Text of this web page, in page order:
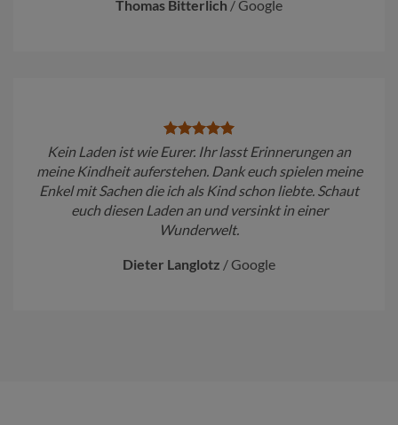
Thomas Bitterlich / Google
Kein Laden ist wie Eurer. Ihr lasst Erinnerungen an
meine Kindheit auferstehen. Dank euch spielen meine
Enkel mit Sachen die ich als Kind schon liebte. Schaut
euch diesen Laden an und versinkt in einer
Wunderwelt.
Dieter Langlotz / Google